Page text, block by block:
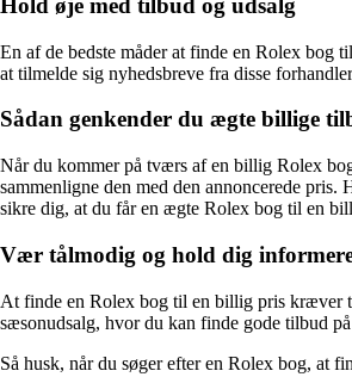
Hold øje med tilbud og udsalg
En af de bedste måder at finde en Rolex bog
at tilmelde sig nyhedsbreve fra disse
Sådan genkender du ægte billige
Når du kommer på tværs af en billig Rolex
sammenligne den med den annoncerede
sikre dig, at du får en ægte Rolex bog til en
Vær tålmodig og hold dig
At finde en Rolex bog til en billig pris kræver
sæsonudsalg, hvor du kan finde gode tilbud
Så husk, når du søger efter en Rolex bog,